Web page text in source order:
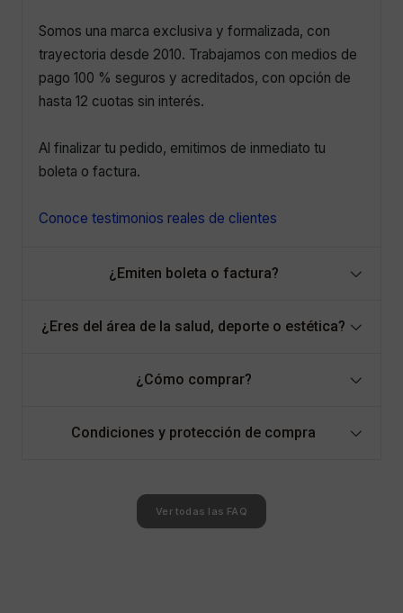
Somos una marca exclusiva y formalizada, con
trayectoria desde 2010. Trabajamos con medios de
pago 100 % seguros y acreditados, con opción de
hasta 12 cuotas sin interés.
Al finalizar tu pedido, emitimos de inmediato tu
boleta o factura.
Conoce testimonios reales de clientes
¿Emiten boleta o factura?
¿Eres del área de la salud, deporte o estética?
¿Cómo comprar?
Condiciones y protección de compra
Ver todas las FAQ